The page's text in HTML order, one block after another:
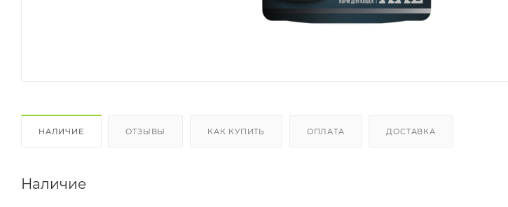
НАЛИЧИЕ ОТЗЫВЫ КАК КУПИТЬ ОПЛАТА ДОСТАВКА
Наличие